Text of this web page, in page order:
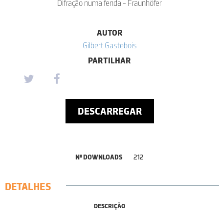
Difração numa fenda - Fraunhöfer
AUTOR
Gilbert Gastebois
PARTILHAR
DESCARREGAR
Nº DOWNLOADS 212
DETALHES
DESCRIÇÃO